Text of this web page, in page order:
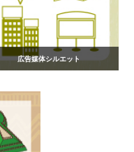
広告媒体シルエット